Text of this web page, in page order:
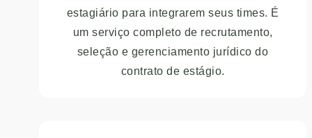
estagiário para integrarem seus times. É
um serviço completo de recrutamento,
seleção e gerenciamento jurídico do
contrato de estágio.